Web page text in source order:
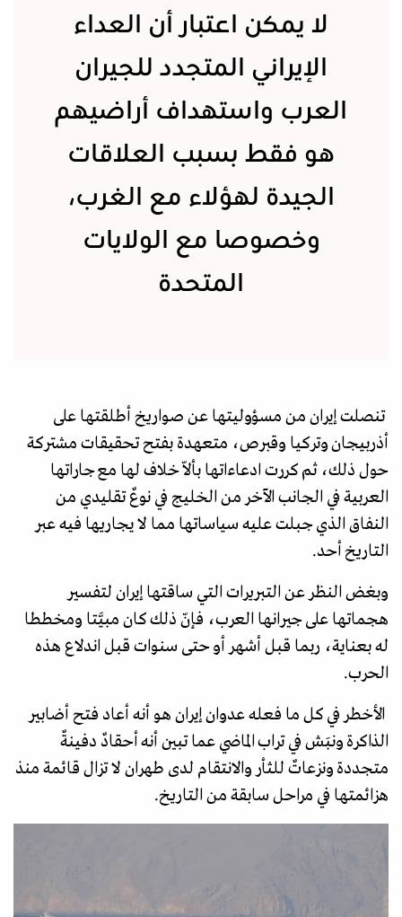
لا يمكن اعتبار أن العداء
الإيراني المتجدد للجيران
العرب واستهداف أراضيهم
هو فقط بسبب العلاقات
الجيدة لهؤلاء مع الغرب،
وخصوصا مع الولايات
المتحدة
تنصلت إيران من مسؤوليتها عن صواريخ أطلقتها على
أذربيجان وتركيا وقبرص، متعهدة بفتح تحقيقات مشتركة
حول ذلك، ثم كررت ادعاءاتها بألاّ خلاف لها مع جاراتها
العربية في الجانب الآخر من الخليج في نوعٌ تقليدي من
النفاق الذي جبلت عليه سياساتها مما لا يجاريها فيه عبر
التاريخ أحد.
وبغض النظر عن التبريرات التي ساقتها إيران لتفسير
هجماتها على جيرانها العرب، فإنّ ذلك كان مبيَّتا ومخططا
له بعناية، ربما قبل أشهر أو حتى سنوات قبل اندلاع هذه
الحرب.
الأخطر في كل ما فعله عدوان إيران هو أنه أعاد فتح أضابير
الذاكرة ونبَش في تراب الماضي عما تبين أنه أحقادٌ دفينةٌ
متجددة ونزعاتٌ للثأر والانتقام لدى طهران لا تزال قائمة منذ
هزائمتها في مراحل سابقة من التاريخ.